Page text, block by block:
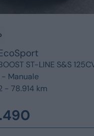
ST-LINE S&S
- Manuale
- 78.914 km